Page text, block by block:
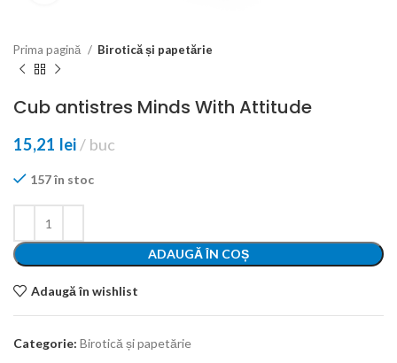
Prima pagină Birotică și papetărie
Cub antistres Minds With Attitude
15,21 lei buc
157 în stoc
ADAUGĂ ÎN COȘ
Adaugă în wishlist
Categorie: Birotică și papetărie